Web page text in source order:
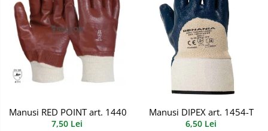
Manusi RED POINT art. 1440
7,50 Lei
Manusi DIPEX art. 1454-T
6,50 Lei